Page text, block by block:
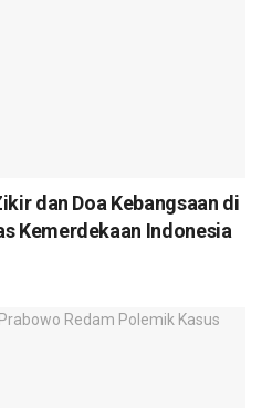
dan Doa Kebangsaan di
Kemerdekaan Indonesia